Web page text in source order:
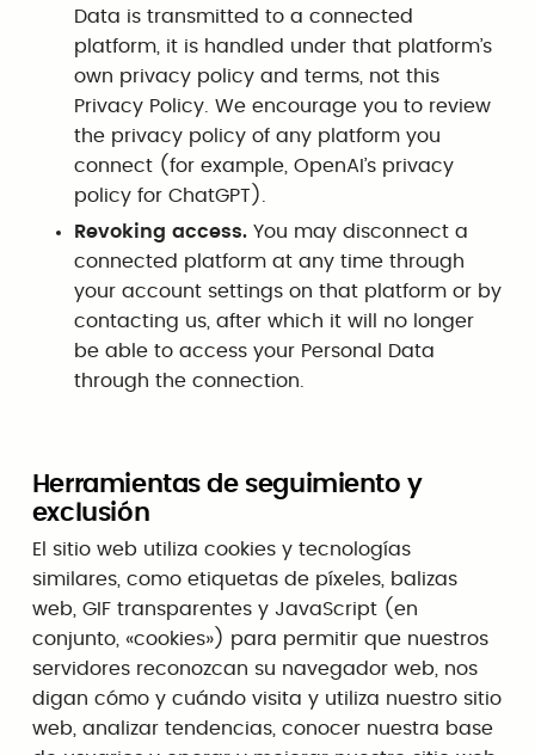
Data is transmitted to a connected
platform, it is handled under that platform’s
own privacy policy and terms, not this
Privacy Policy. We encourage you to review
the privacy policy of any platform you
connect (for example, OpenAI’s privacy
policy for ChatGPT).
Revoking access. You may disconnect a
connected platform at any time through
your account settings on that platform or by
contacting us, after which it will no longer
be able to access your Personal Data
through the connection.
Herramientas de seguimiento y
exclusión
El sitio web utiliza cookies y tecnologías
similares, como etiquetas de píxeles, balizas
web, GIF transparentes y JavaScript (en
conjunto, «cookies») para permitir que nuestros
servidores reconozcan su navegador web, nos
digan cómo y cuándo visita y utiliza nuestro sitio
web, analizar tendencias, conocer nuestra base